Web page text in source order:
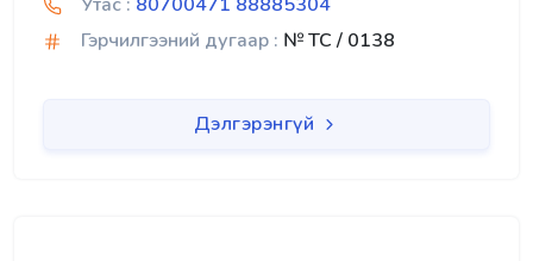
Гэрчилгээний дугаар : № TC / 0138
Дэлгэрэнгүй